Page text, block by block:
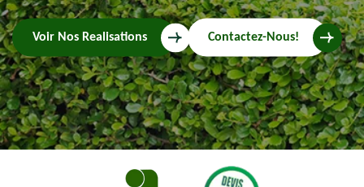
Voir Nos Realisations Contactez-Nous!